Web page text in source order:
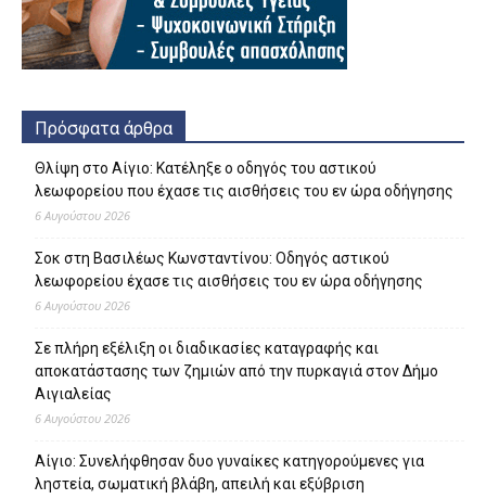
Πρόσφατα άρθρα
Θλίψη στο Αίγιο: Κατέληξε ο οδηγός του αστικού
λεωφορείου που έχασε τις αισθήσεις του εν ώρα οδήγησης
6 Αυγούστου 2026
Σοκ στη Βασιλέως Κωνσταντίνου: Οδηγός αστικού
λεωφορείου έχασε τις αισθήσεις του εν ώρα οδήγησης
6 Αυγούστου 2026
Σε πλήρη εξέλιξη οι διαδικασίες καταγραφής και
αποκατάστασης των ζημιών από την πυρκαγιά στον Δήμο
Αιγιαλείας
6 Αυγούστου 2026
Αίγιο: Συνελήφθησαν δυο γυναίκες κατηγορούμενες για
ληστεία, σωματική βλάβη, απειλή και εξύβριση